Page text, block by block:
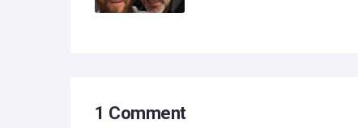
1 Comment